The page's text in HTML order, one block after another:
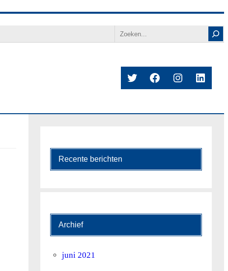
Search
TwitterFacebookInstagram
Recente berichten
Archief
juni 2021